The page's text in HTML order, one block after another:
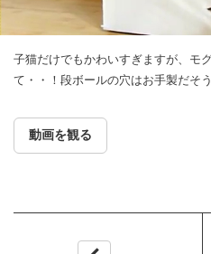
子猫だけでもかわいすぎますが、モ
て・・！段ボールの穴はお手製だそ
動画を観る